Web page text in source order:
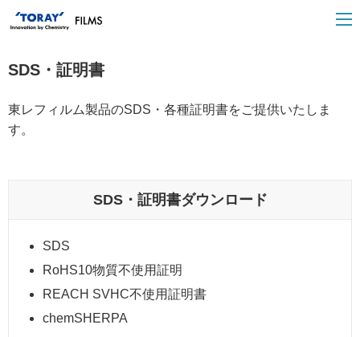
SDS・証明書
東レフィルム製品のSDS・各種証明書をご提供いたしま
す。
SDS・証明書ダウンロード
SDS
RoHS10物質不使用証明
REACH SVHC不使用証明書
chemSHERPA